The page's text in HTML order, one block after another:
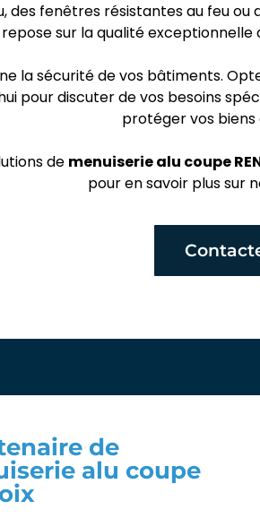
fenêtres résistantes au feu ou
sur la qualité
la sécurité de vos bâtiments.
pour discuter de vos besoins
protéger vos
de menuiserie alu coupe
pour en savoir plus sur
de
alu coupe